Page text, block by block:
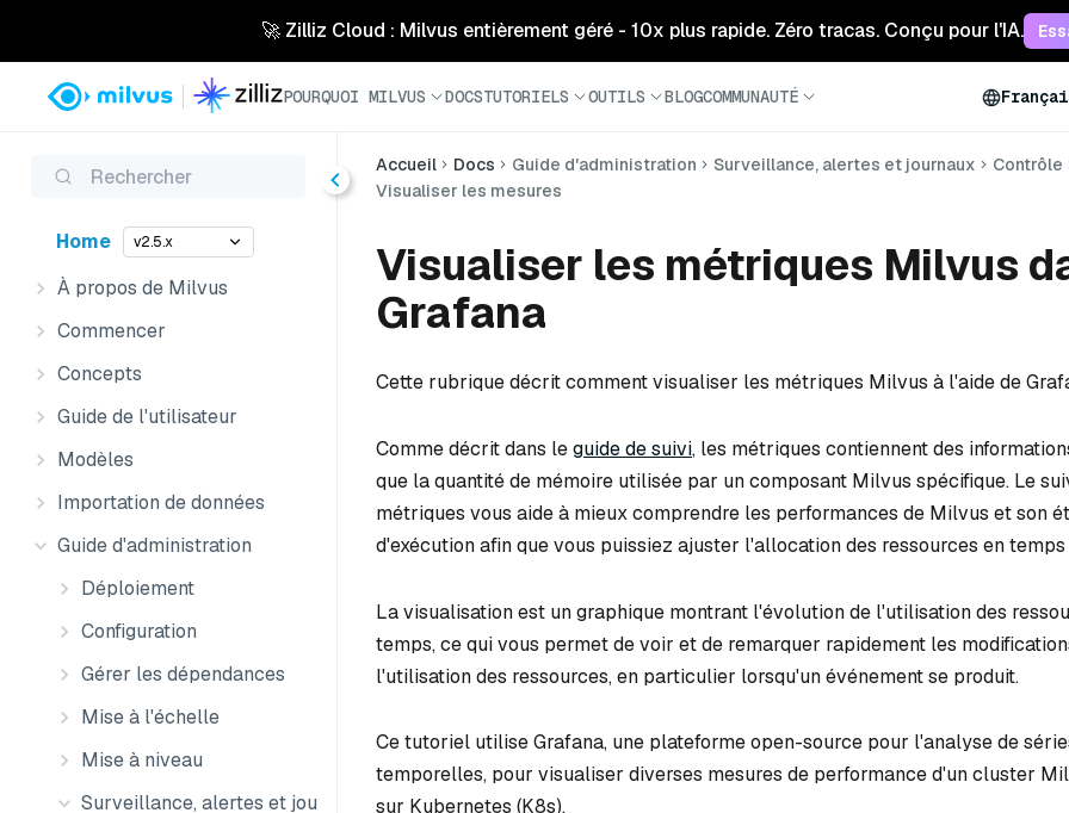
🚀 Zilliz Cloud : Milvus entièrement géré - 10x plus rapide. Zéro tracas. Conçu pour l'IA.
POURQUOI MILVUS DOCSTUTORIELS OUTILS BLOGCOMMUNAUTÉ
Rechercher
Home v2.5.x
À propos de Milvus
Commencer
Concepts
Guide de l'utilisateur
Modèles
Importation de données
Guide d'administration
Déploiement
Configuration
Gérer les dépendances
Mise à l'échelle
Mise à niveau
Surveillance, alertes et journaux
Accueil Docs Guide d'administration Surveillance, alertes et journaux
Contrôle
Visualiser les mesures
Visualiser les métriques Milvus
Grafana
Cette rubrique décrit comment visualiser les métriques Milvus à l'aide de
Comme décrit dans leguide de suivi, les métriques contiennent des
que la quantité de mémoire utilisée par un composant Milvus spécifique. Le
métriques vous aide à mieux comprendre les performances de Milvus et son
d'exécution afin que vous puissiez ajuster l'allocation des ressources en
La visualisation est un graphique montrant l'évolution de l'utilisation des
temps, ce qui vous permet de voir et de remarquer rapidement les
l'utilisation des ressources, en particulier lorsqu'un événement se produit.
Ce tutoriel utilise Grafana, une plateforme open-source pour l'analyse de
temporelles, pour visualiser diverses mesures de performance d'un cluster
sur Kubernetes (K8s).